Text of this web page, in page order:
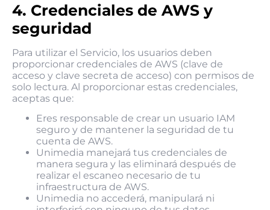
4. Credenciales de AWS y
seguridad
Para utilizar el Servicio, los usuarios deben
proporcionar credenciales de AWS (clave de
acceso y clave secreta de acceso) con permisos de
solo lectura. Al proporcionar estas credenciales,
aceptas que:
Eres responsable de crear un usuario IAM
seguro y de mantener la seguridad de tu
cuenta de AWS.
Unimedia manejará tus credenciales de
manera segura y las eliminará después de
realizar el escaneo necesario de tu
infraestructura de AWS.
Unimedia no accederá, manipulará ni